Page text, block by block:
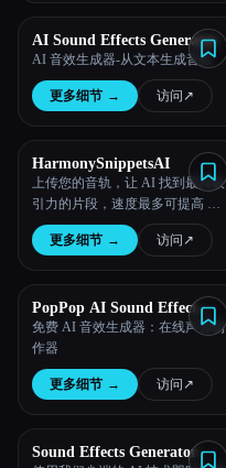
所有分类
Esc
AI Sound Effects Generator
AI 音效生成器-从文本生成音效
更多细节 → 访问 ↗︎
HarmonySnippetsAI
上传您的音轨，让 AI 找到最具吸
引力的片段，速度最多可提高 10
倍。非常适合在 Instagram、脸书
和抖音上进行宣传。
更多细节 → 访问 ↗︎
PopPop AI Sound Effect
Generator
免费 AI 音效生成器：在线声音制
作器
更多细节 → 访问 ↗︎
Sound Effects Generator